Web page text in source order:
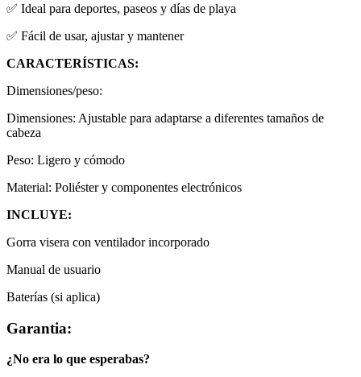
✅ Ideal para deportes, paseos y días de playa
✅ Fácil de usar, ajustar y mantener
CARACTERÍSTICAS:
Dimensiones/peso:
Dimensiones: Ajustable para adaptarse a diferentes tamaños de
cabeza
Peso: Ligero y cómodo
Material: Poliéster y componentes electrónicos
INCLUYE:
Gorra visera con ventilador incorporado
Manual de usuario
Baterías (si aplica)
Garantia:
¿No era lo que esperabas?